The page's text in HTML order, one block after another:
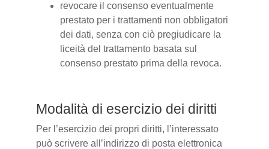
revocare il consenso eventualmente
prestato per i trattamenti non obbligatori
dei dati, senza con ciò pregiudicare la
liceità del trattamento basata sul
consenso prestato prima della revoca.
Modalità di esercizio dei diritti
Per l’esercizio dei propri diritti, l’interessato
può scrivere all’indirizzo di posta elettronica